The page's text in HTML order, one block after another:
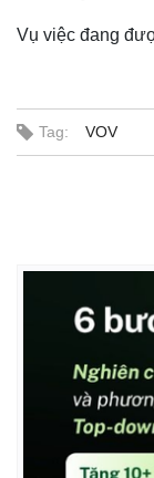
Vụ việc đang
Tag: VOV